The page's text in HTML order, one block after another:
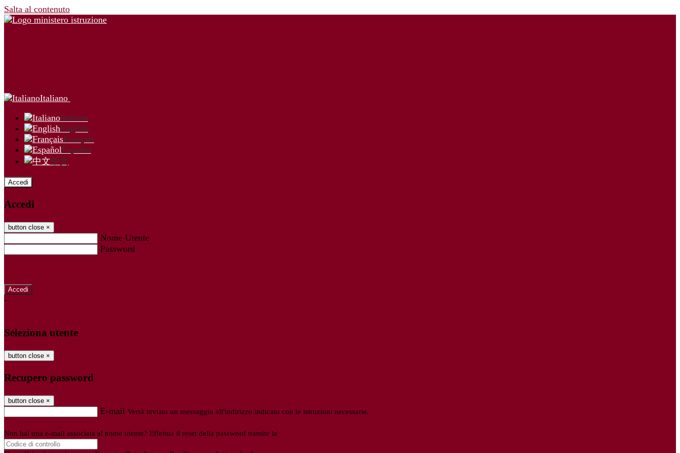
Salta al contenuto
Italiano
Italiano
English
Français
Español
中文
Accedi
Accedi
button close ×
Nome Utente
Password
-
Seleziona utente
button close ×
Recupero password
button close ×
E-mail Verrà inviato un messaggio all'indirizzo indicato con le istruzioni necessarie.
Non hai una e-mail associata al nome utente? Effettua il reset della password tramite la